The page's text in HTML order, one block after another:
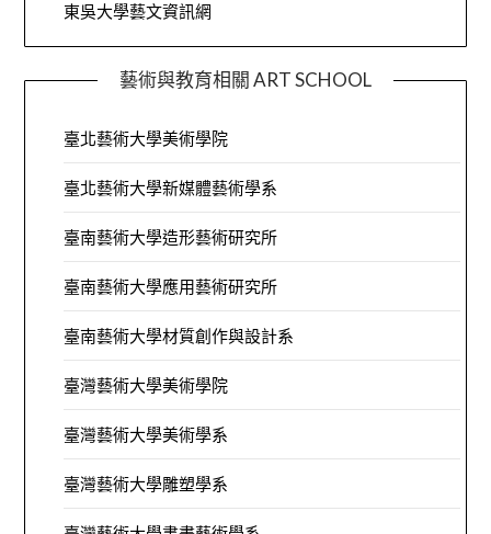
東吳大學藝文資訊網
藝術與教育相關 ART SCHOOL
臺北藝術大學美術學院
臺北藝術大學新媒體藝術學系
臺南藝術大學造形藝術研究所
臺南藝術大學應用藝術研究所
臺南藝術大學材質創作與設計系
臺灣藝術大學美術學院
臺灣藝術大學美術學系
臺灣藝術大學雕塑學系